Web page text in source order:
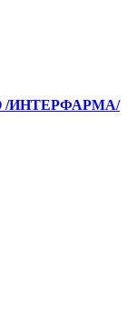
/ИНТЕРФАРМА/